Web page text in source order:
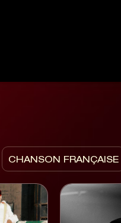
CHANSON FRANÇAISE